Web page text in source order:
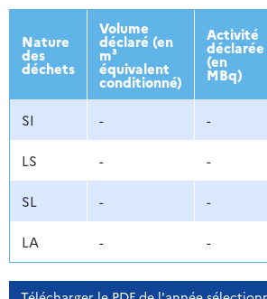
2013 2014
Nature
des
déchets
Volume
déclaré (en
m³
équivalent
conditionné)
Activité
déclarée
(en
MBq)
SI - -
LS - -
SL - -
LA - -